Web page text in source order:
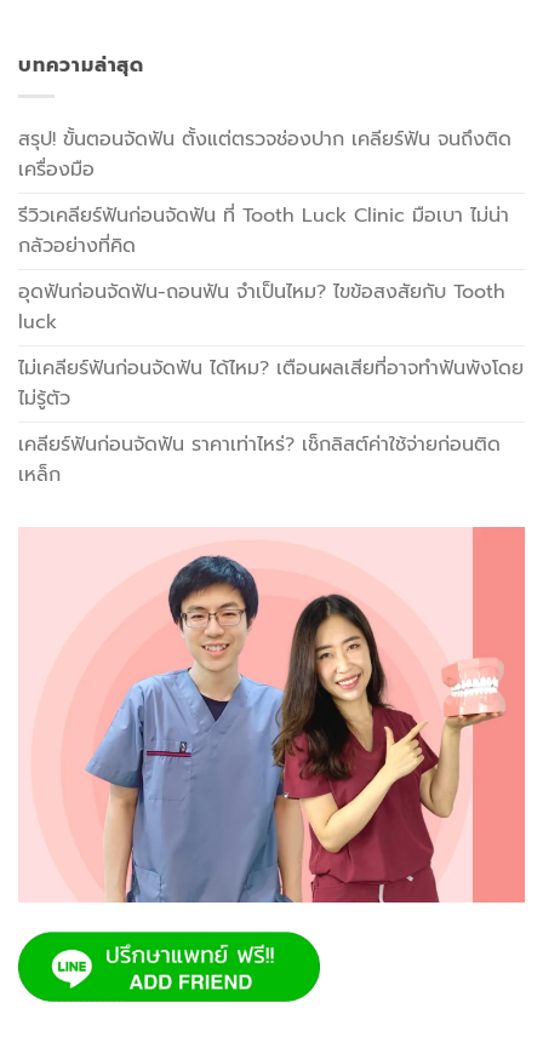
บทความล่าสุด
สรุป! ขั้นตอนจัดฟัน ตั้งแต่ตรวจช่องปาก เคลียร์ฟัน จนถึงติด
เครื่องมือ
รีวิวเคลียร์ฟันก่อนจัดฟัน ที่ Tooth Luck Clinic มือเบา ไม่น่า
กลัวอย่างที่คิด
อุดฟันก่อนจัดฟัน-ถอนฟัน จำเป็นไหม? ไขข้อสงสัยกับ Tooth
luck
ไม่เคลียร์ฟันก่อนจัดฟัน ได้ไหม? เตือนผลเสียที่อาจทำฟันพังโดย
ไม่รู้ตัว
เคลียร์ฟันก่อนจัดฟัน ราคาเท่าไหร่? เช็กลิสต์ค่าใช้จ่ายก่อนติด
เหล็ก